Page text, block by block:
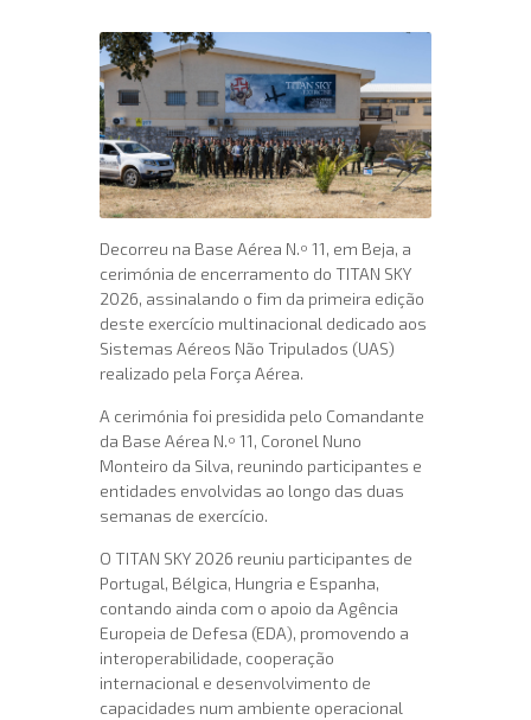
Decorreu na Base Aérea N.º 11, em Beja, a
cerimónia de encerramento do TITAN SKY
2026, assinalando o fim da primeira edição
deste exercício multinacional dedicado aos
Sistemas Aéreos Não Tripulados (UAS)
realizado pela Força Aérea.
A cerimónia foi presidida pelo Comandante
da Base Aérea N.º 11, Coronel Nuno
Monteiro da Silva, reunindo participantes e
entidades envolvidas ao longo das duas
semanas de exercício.
O TITAN SKY 2026 reuniu participantes de
Portugal, Bélgica, Hungria e Espanha,
contando ainda com o apoio da Agência
Europeia de Defesa (EDA), promovendo a
interoperabilidade, cooperação
internacional e desenvolvimento de
capacidades num ambiente operacional